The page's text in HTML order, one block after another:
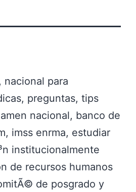
nacional para
preguntas, tips
nacional, banco de
imss enrma, estudiar
institucionalmente
de recursos humanos
de posgrado y